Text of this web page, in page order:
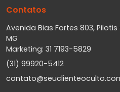
Contatos
Avenida Bias Fortes 803,
MG
Marketing: 31 7193-5829
(31) 99920-5412